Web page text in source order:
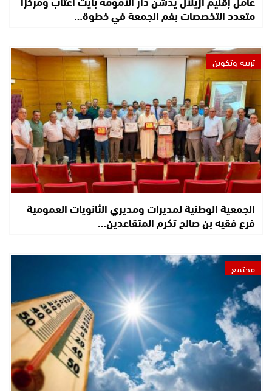
متعدد التخصصات بفم الجمعة في خطوة…
تربية وتكوين
الجمعية الوطنية لمديرات ومديري الثانويات العمومية
فرع فقيه بن صالح تكرم المتقاعدين…
مجتمع